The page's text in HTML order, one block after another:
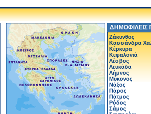
ΔΗΜΟΦΙΛΕΙΣ
Ζάκυνθος
Κασσάνδρα
Κέρκυρα
Κεφαλονιά
Λέσβος
Λευκάδα
Λήμνος
Μύκονος
Νάξος
Πάρος
Πάτμος
Ρόδος
Σάμος